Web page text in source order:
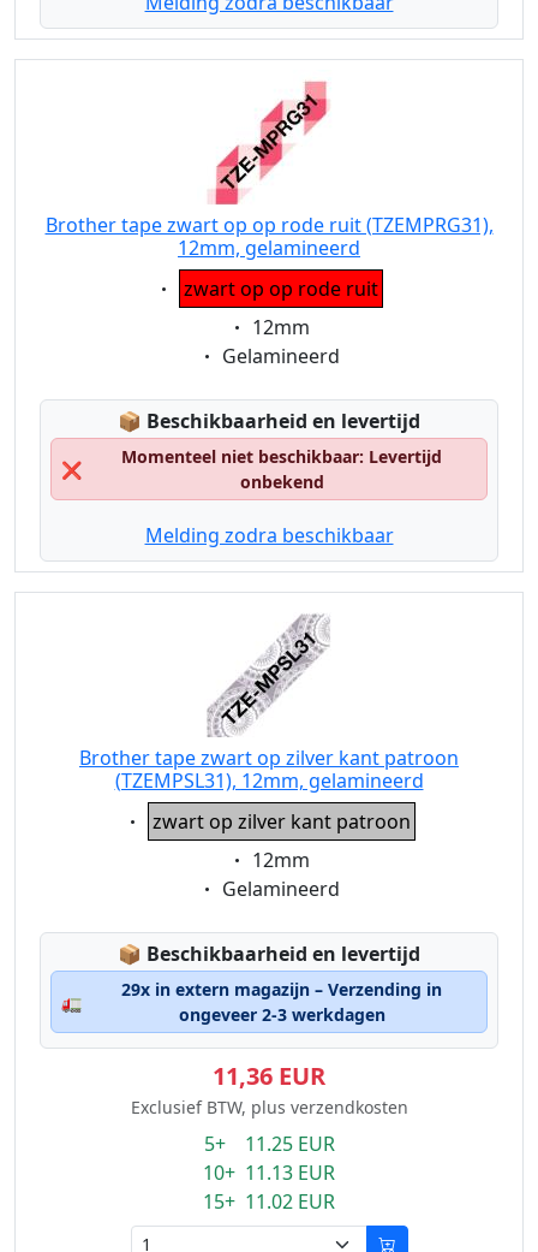
Brother tape zwart op op rode ruit (TZEMPRG31),
12mm, gelamineerd
Eigenschaft:
zwart op op rode ruit
Eigenschaft:
12mm
Eigenschaft:
Gelamineerd
📦 Lagerstatus:
Beschikbaarheid en levertijd
❌
Momenteel niet beschikbaar: Levertijd
onbekend
Melding zodra beschikbaar
Brother tape zwart op zilver kant patroon
(TZEMPSL31), 12mm, gelamineerd
Eigenschaft:
zwart op zilver kant patroon
Eigenschaft:
12mm
Eigenschaft:
Gelamineerd
📦 Lagerstatus:
Beschikbaarheid en levertijd
🚛
29x in extern magazijn – Verzending in
ongeveer 2-3 werkdagen
11,36 EUR
Exclusief BTW, plus verzendkosten
5+ 11.25 EUR
10+ 11.13 EUR
15+ 11.02 EUR